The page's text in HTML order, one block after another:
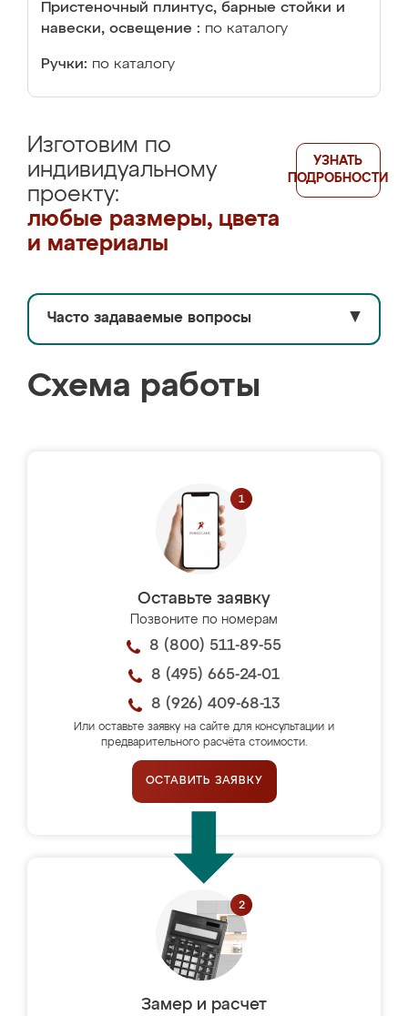
Пристеночный плинтус, барные стойки и
навески, освещение : по каталогу
Ручки: по каталогу
Изготовим по
индивидуальному
проекту:
любые размеры, цвета
и материалы
УЗНАТЬ
ПОДРОБНОСТИ
Часто задаваемые вопросы ▼
Схема работы
Оставьте заявку
Позвоните по номерам
8 (800) 511-89-55
8 (495) 665-24-01
8 (926) 409-68-13
Или оставьте заявку на сайте для консультации и
предварительного расчёта стоимости.
ОСТАВИТЬ ЗАЯВКУ
Замер и расчет